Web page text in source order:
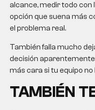
alcance, medir todo con
opción que suena más
el problema real.
También falla mucho
decisión
más cara si tu equipo
TAMBIÉN